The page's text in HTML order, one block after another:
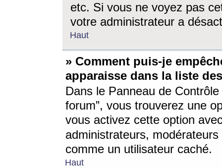
etc. Si vous ne voyez pas
votre administrateur a
Haut
» Comment puis-je
apparaisse dans la liste
Dans le Panneau de
forum”, vous trouverez une
vous activez cette option
administrateurs,
comme un utilisateur caché.
Haut